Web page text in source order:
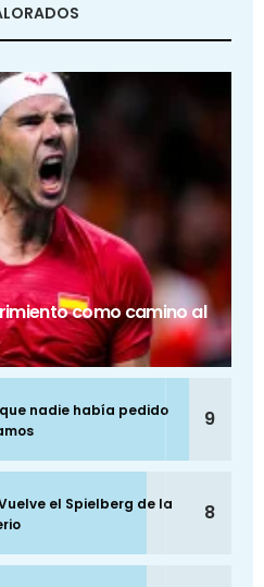
como camino al
nadie había pedido
9
el Spielberg de la
8